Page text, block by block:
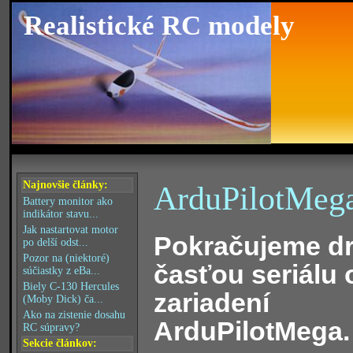
Realistické RC modely
Najnovšie články:
Battery monitor ako
indikátor stavu...
Jak nastartovat motor
po delší odst...
Pozor na (niektoré)
súčiastky z eBa...
Biely C-130 Hercules
(Moby Dick) ča...
Ako na zistenie dosahu
RC súpravy?
Sekcie článkov:
Pokračujeme
časťou seriálu
zariadení
ArduPilotMega.